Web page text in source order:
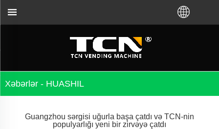
Xəbərlər - HUASHIL
Guangzhou sərgisi uğurla başa çatdı və TCN-nin
populyarlığı yeni bir zirvəyə çatdı
aradan qaldırılması üçün sizə